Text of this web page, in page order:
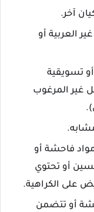
آخر.
العربية أو
تسويقية
غير المرغوب
فاحشة أو
أو تحتوي
على الكراهية.
أو تتضمن